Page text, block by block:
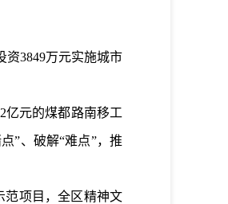
资3849万元实施城市
亿元的煤都路南移工
”、 破解“难点”，推
范项目，全区精神文